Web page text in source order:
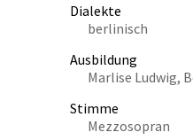
Dialekte
berlinisch
Ausbildung
Marlise Ludwig,
Stimme
Mezzosopran